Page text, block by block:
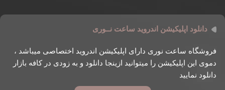
دانلود اپلیکیشن اندروید ساعت نــوری
فروشگاه ساعت نوری دارای اپلیکیشن اندروید اختصاصی میباشد ،
دموی این اپلیکیشن را میتوانید ازینجا دانلود و به زودی در کافه بازار
دانلود نمایید